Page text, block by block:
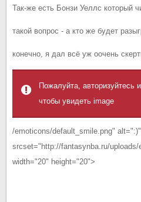
Так-же есть Бонзи Уеллс который
такой вопрос - а кто же будет
конечно, я дал всё уж оочень
Пожалуйта, авторизуйтесь
чтобы увидеть image
/emoticons/default_smile.png" alt=":)"
srcset="http://fantasynba.ru/
width="20" height="20">